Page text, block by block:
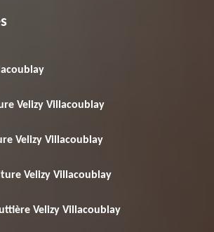
Velizy Villacoublay
Velizy Villacoublay
Velizy Villacoublay
Velizy Villacoublay